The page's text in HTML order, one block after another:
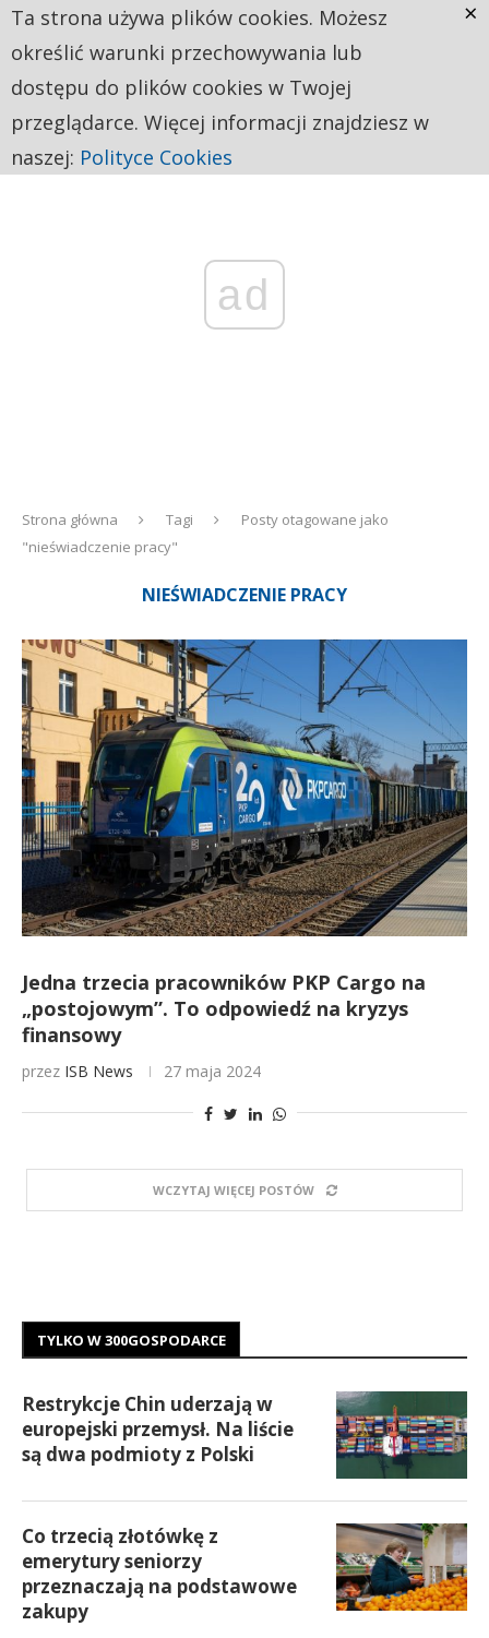
ad
Strona główna Tagi
Posty otagowane jako
"nieświadczenie pracy"
NIEŚWIADCZENIE PRACY
Jedna trzecia pracowników PKP Cargo na
„postojowym”. To odpowiedź na kryzys
finansowy
przez ISB News 27 maja 2024
WCZYTAJ WIĘCEJ POSTÓW
TYLKO W 300GOSPODARCE
Restrykcje Chin uderzają w
europejski przemysł. Na liście
są dwa podmioty z Polski
Co trzecią złotówkę z
emerytury seniorzy
przeznaczają na podstawowe
zakupy
Ta strona używa plików cookies. Możesz
określić warunki przechowywania lub
dostępu do plików cookies w Twojej
przeglądarce. Więcej informacji znajdziesz w
naszej: Polityce Cookies
×